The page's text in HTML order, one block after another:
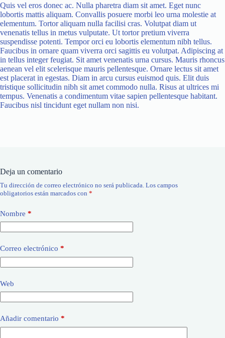
Quis vel eros donec ac. Nulla pharetra diam sit amet. Eget nunc
lobortis mattis aliquam. Convallis posuere morbi leo urna molestie at
elementum. Tortor aliquam nulla facilisi cras. Volutpat diam ut
venenatis tellus in metus vulputate. Ut tortor pretium viverra
suspendisse potenti. Tempor orci eu lobortis elementum nibh tellus.
Faucibus in ornare quam viverra orci sagittis eu volutpat. Adipiscing at
in tellus integer feugiat. Sit amet venenatis urna cursus. Mauris rhoncus
aenean vel elit scelerisque mauris pellentesque. Ornare lectus sit amet
est placerat in egestas. Diam in arcu cursus euismod quis. Elit duis
tristique sollicitudin nibh sit amet commodo nulla. Risus at ultrices mi
tempus. Venenatis a condimentum vitae sapien pellentesque habitant.
Faucibus nisl tincidunt eget nullam non nisi.
Deja un comentario
Tu dirección de correo electrónico no será publicada. Los campos
obligatorios están marcados con *
Nombre *
Correo electrónico *
Web
Añadir comentario *